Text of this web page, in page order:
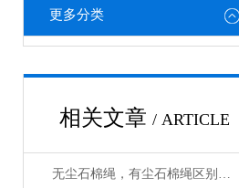
更多分类
相关文章 / ARTICLE
无尘石棉绳，有尘石棉绳区别，使用方法